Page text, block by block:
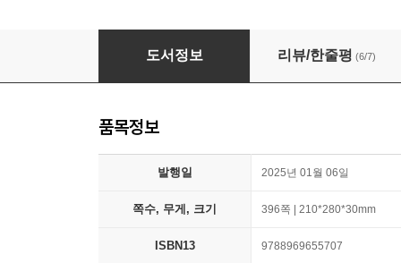
2025 해커스 한국사능력검정시험 심화(1·2·3
도서정보 리뷰/한줄평 (6/7)
품목정보
발행일 2025년 01월 06일
쪽수, 무게, 크기 396쪽 | 210*280*30mm
ISBN13 9788969655707